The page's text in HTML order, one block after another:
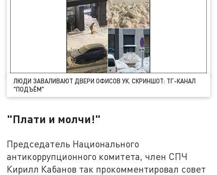
ЛЮДИ ЗАВАЛИВАЮТ ДВЕРИ ОФИСОВ УК. СКРИНШОТ: ТГ-КАНАЛ
"ПОДЪЁМ"
"Плати и молчи!"
Председатель Национального
антикоррупционного комитета, член СПЧ
Кирилл Кабанов так прокомментировал совет